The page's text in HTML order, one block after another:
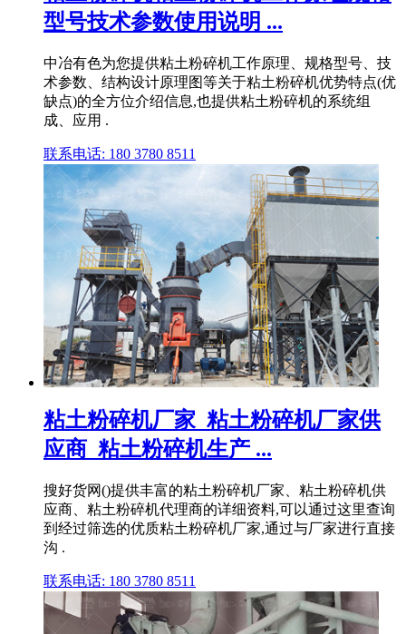
型号技术参数使用说明 ...
中冶有色为您提供粘土粉碎机工作原理、规格型号、技
术参数、结构设计原理图等关于粘土粉碎机优势特点(优
缺点)的全方位介绍信息,也提供粘土粉碎机的系统组
成、应用 .
联系电话: 180 3780 8511
粘土粉碎机厂家_粘土粉碎机厂家供
应商_粘土粉碎机生产 ...
搜好货网()提供丰富的粘土粉碎机厂家、粘土粉碎机供
应商、粘土粉碎机代理商的详细资料,可以通过这里查询
到经过筛选的优质粘土粉碎机厂家,通过与厂家进行直接
沟 .
联系电话: 180 3780 8511